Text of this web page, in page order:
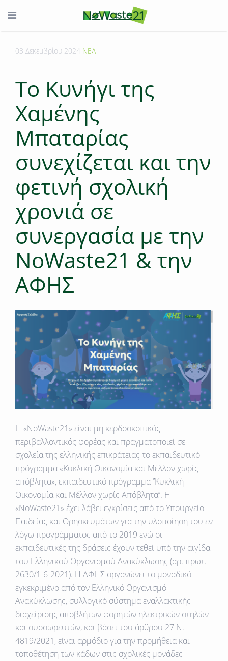
03 Δεκεμβρίου 2024 ΝΕΑ
Το Κυνήγι της
Xαμένης
Mπαταρίας
συνεχίζεται και την
φετινή σχολική
χρονιά σε
συνεργασία με την
NoWaste21 & την
ΑΦΗΣ
Η «NoWaste21» είναι μη κερδοσκοπικός
περιβαλλοντικός φορέας και πραγματοποιεί σε
σχολεία της ελληνικής επικράτειας το εκπαιδευτικό
πρόγραμμα «Κυκλική Οικονομία και Μέλλον χωρίς
απόβλητα», εκπαιδευτικό πρόγραμμα ‘’Κυκλική
Οικονομία και Μέλλον χωρίς Απόβλητα’’. H
«NoWaste21» έχει λάβει εγκρίσεις από το Υπουργείο
Παιδείας και Θρησκευμάτων για την υλοποίηση του εν
λόγω προγράμματος από το 2019 ενώ οι
εκπαιδευτικές της δράσεις έχουν τεθεί υπό την αιγίδα
του Ελληνικού Οργανισμού Ανακύκλωσης (αρ. πρωτ.
2630/1-6-2021). Η ΑΦΗΣ οργανώνει το μοναδικό
εγκεκριμένο από τον Ελληνικό Οργανισμό
Ανακύκλωσης, συλλογικό σύστημα εναλλακτικής
διαχείρισης αποβλήτων φορητών ηλεκτρικών στηλών
και συσσωρευτών, και βάσει του άρθρου 27 Ν.
4819/2021, είναι αρμόδιο για την προμήθεια και
τοποθέτηση των κάδων στις σχολικές μονάδες